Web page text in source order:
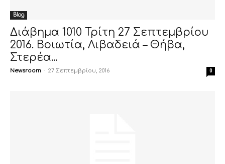
Blog
Διάβημα 1010 Τρίτη 27 Σεπτεμβρίου
2016. Βοιωτία, Λιβαδειά – Θήβα,
Στερέα...
Newsroom - 27 Σεπτεμβρίου, 2016 0